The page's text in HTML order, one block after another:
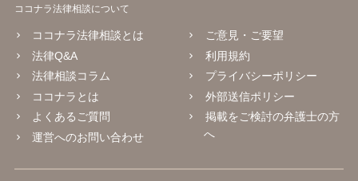
ココナラ法律相談について
ココナラ法律相談とは
法律Q&A
法律相談コラム
ココナラとは
よくあるご質問
運営へのお問い合わせ
ご意見・ご要望
利用規約
プライバシーポリシー
外部送信ポリシー
掲載をご検討の弁護士の方
へ